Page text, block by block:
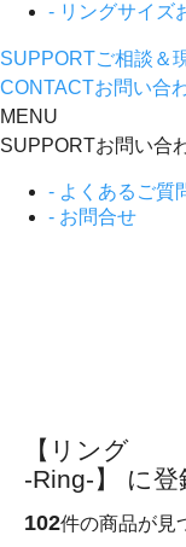
- リングサイズ
SUPPORTご相談＆
CONTACTお問い合
MENU
SUPPORTお問い合
- よくあるご質
- お問合せ
【リング
-Ring-】 に
102件の商品が見